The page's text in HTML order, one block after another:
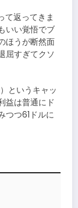
て返ってきま
いい覚悟でブ
ほうが断然面
屈すぎてクソ
というキャッ
益は普通にド
つつ61ドルに